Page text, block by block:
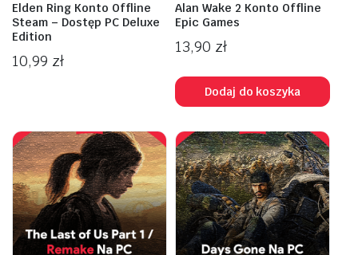
Elden Ring Konto Offline
Steam – Dostęp PC Deluxe
Edition
10,99 zł
Alan Wake 2 Konto Offline
Epic Games
13,90 zł
Dodaj do koszyka